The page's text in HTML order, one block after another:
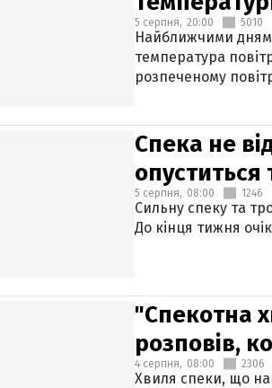
5 серпня, 20:00 5010
Найближчими
температура
розпеченому
Спека не
5 серпня, 08:00 1246
Сильну спеку та
До кінця тижня
"Спекотна
розповів,
4 серпня, 08:00 2306
Хвиля спеки, що